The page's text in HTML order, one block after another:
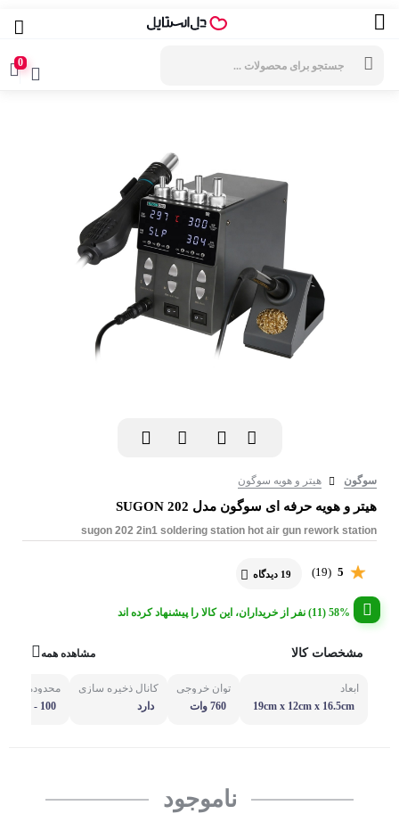
0
سوگون هیتر و هویه سوگون
هیتر و هویه حرفه ای سوگون مدل SUGON 202
sugon 202 2in1 soldering station hot air gun rework station
5
(19) 19 دیدگاه
58% (11) نفر از خریداران، این کالا را پیشنهاد کرده اند
مشخصات کالا مشاهده همه
ابعاد
19cm x 12cm x 16.5cm
توان خروجی
760 وات
کانال ذخیره سازی
دارد
محدوده دما
100 - 500 درجه سانتیگراد
ناموجود